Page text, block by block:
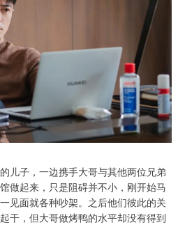
儿子，一边携手大哥与其他两位兄弟
做起来，只是阻碍并不小，刚开始马
见面就各种吵架。之后他们彼此的关
干，但大哥做烤鸭的水平却没有得到